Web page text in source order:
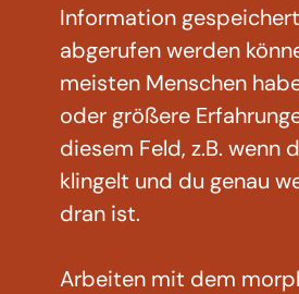
Information
abgerufen werden
meisten Menschen
oder größere
diesem Feld, z.B. wenn
klingelt und du genau
dran ist.
Arbeiten mit dem